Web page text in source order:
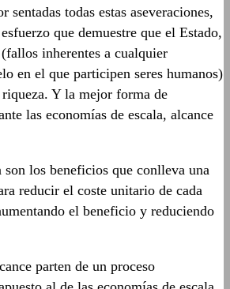
sentadas todas estas aseveraciones,
que demuestre que el Estado,
inherentes a cualquier
en el que participen seres humanos)
Y la mejor forma de
las economías de escala, alcance
son los beneficios que conlleva una
reducir el coste unitario de cada
el beneficio y reduciendo
parten de un proceso